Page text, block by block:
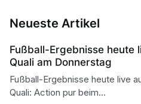
Neueste Artikel
Fußball-Ergebnisse heute
Quali am Donnerstag
Fußball-Ergebnisse heute live
Quali: Action pur beim...